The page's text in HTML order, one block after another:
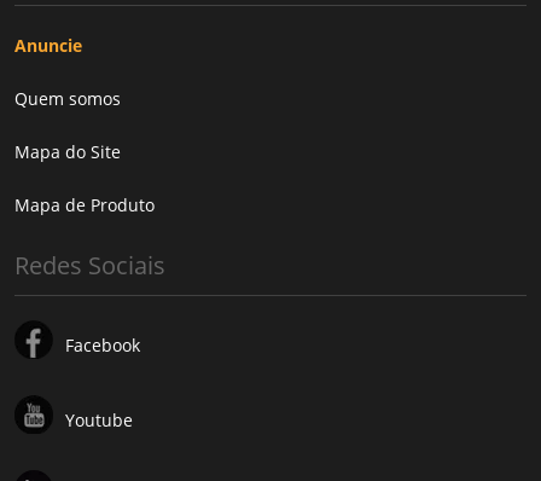
Anuncie
Quem somos
Mapa do Site
Mapa de Produto
Redes Sociais
Facebook
Youtube